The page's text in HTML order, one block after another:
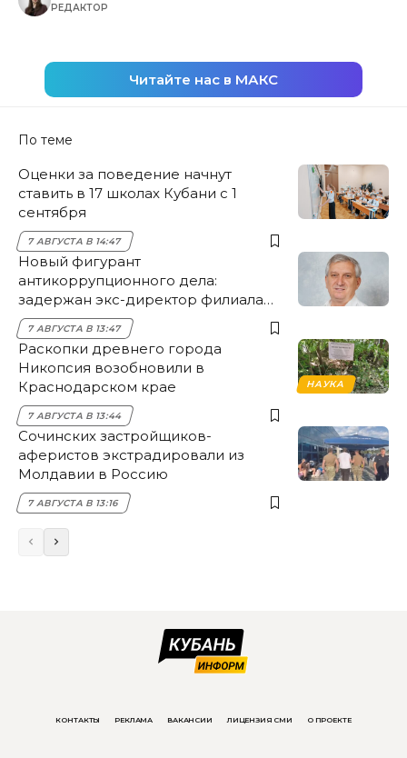
РЕДАКТОР
Читайте нас в МАКС
По теме
Оценки за поведение начнут
ставить в 17 школах Кубани с 1
сентября
7 АВГУСТА В 14:47
Новый фигурант
антикоррупционного дела:
задержан экс-директор филиала
НЭСК Крымска
7 АВГУСТА В 13:47
НАУКА
Раскопки древнего города
Никопсия возобновили в
Краснодарском крае
7 АВГУСТА В 13:44
Сочинских застройщиков-
аферистов экстрадировали из
Молдавии в Россию
7 АВГУСТА В 13:16
КОНТАКТЫ РЕКЛАМА ВАКАНСИИ ЛИЦЕНЗИЯ СМИ О ПРОЕКТЕ